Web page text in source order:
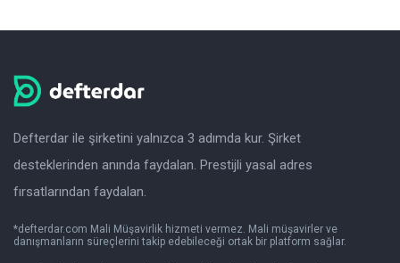
Defterdar ile şirketini yalnızca 3 adımda kur. Şirket
desteklerinden anında faydalan. Prestijli yasal adres
fırsatlarından faydalan.
*defterdar.com Mali Müşavirlik hizmeti vermez. Mali müşavirler ve
danışmanların süreçlerini takip edebileceği ortak bir platform sağlar.